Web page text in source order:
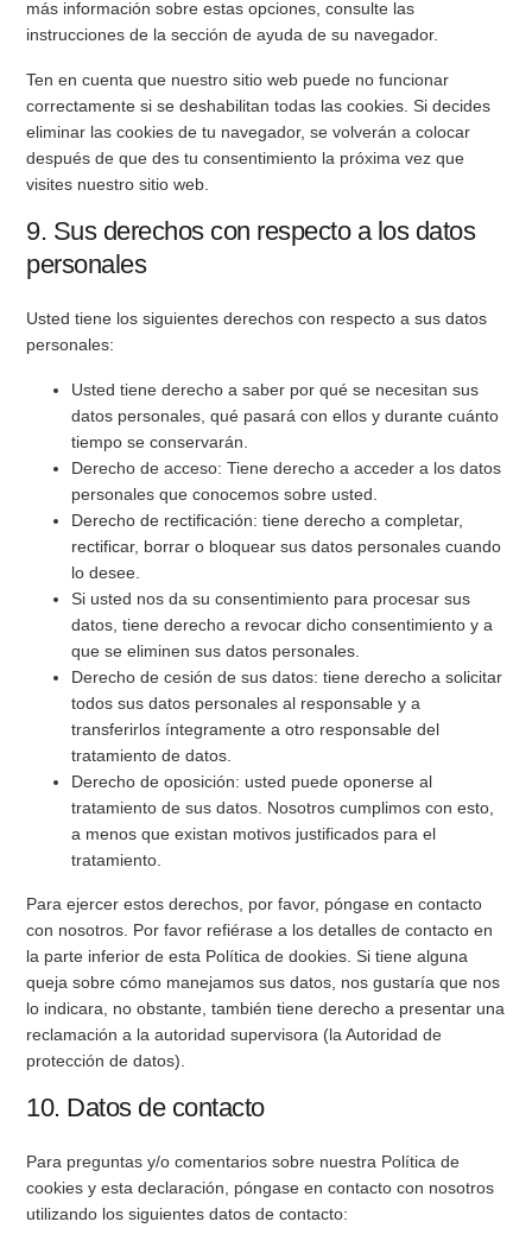
más información sobre estas opciones, consulte las
instrucciones de la sección de ayuda de su navegador.
Ten en cuenta que nuestro sitio web puede no funcionar
correctamente si se deshabilitan todas las cookies. Si decides
eliminar las cookies de tu navegador, se volverán a colocar
después de que des tu consentimiento la próxima vez que
visites nuestro sitio web.
9. Sus derechos con respecto a los datos
personales
Usted tiene los siguientes derechos con respecto a sus datos
personales:
Usted tiene derecho a saber por qué se necesitan sus
datos personales, qué pasará con ellos y durante cuánto
tiempo se conservarán.
Derecho de acceso: Tiene derecho a acceder a los datos
personales que conocemos sobre usted.
Derecho de rectificación: tiene derecho a completar,
rectificar, borrar o bloquear sus datos personales cuando
lo desee.
Si usted nos da su consentimiento para procesar sus
datos, tiene derecho a revocar dicho consentimiento y a
que se eliminen sus datos personales.
Derecho de cesión de sus datos: tiene derecho a solicitar
todos sus datos personales al responsable y a
transferirlos íntegramente a otro responsable del
tratamiento de datos.
Derecho de oposición: usted puede oponerse al
tratamiento de sus datos. Nosotros cumplimos con esto,
a menos que existan motivos justificados para el
tratamiento.
Para ejercer estos derechos, por favor, póngase en contacto
con nosotros. Por favor refiérase a los detalles de contacto en
la parte inferior de esta Política de dookies. Si tiene alguna
queja sobre cómo manejamos sus datos, nos gustaría que nos
lo indicara, no obstante, también tiene derecho a presentar una
reclamación a la autoridad supervisora (la Autoridad de
protección de datos).
10. Datos de contacto
Para preguntas y/o comentarios sobre nuestra Política de
cookies y esta declaración, póngase en contacto con nosotros
utilizando los siguientes datos de contacto: